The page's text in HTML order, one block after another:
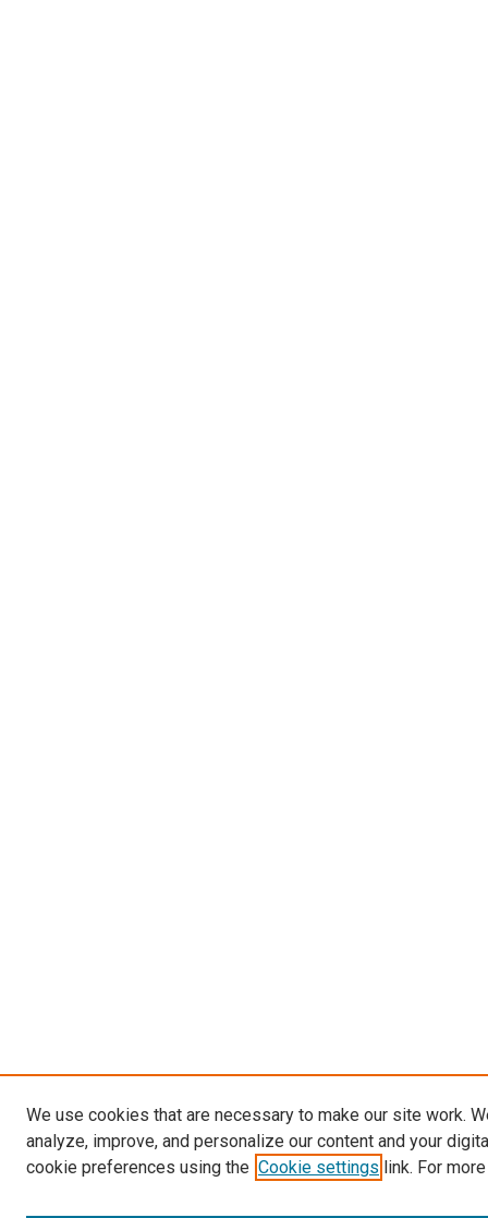
We use cookies that are necessary to make our site work.
analyze, improve, and personalize our content and your
cookie preferences using the Cookie settings link. For